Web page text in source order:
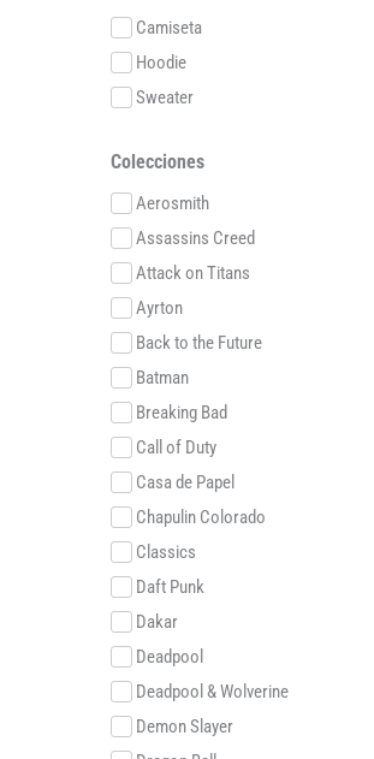
Camiseta
Hoodie
Sweater
Colecciones
Aerosmith
Assassins Creed
Attack on Titans
Ayrton
Back to the Future
Batman
Breaking Bad
Call of Duty
Casa de Papel
Chapulin Colorado
Classics
Daft Punk
Dakar
Deadpool
Deadpool & Wolverine
Demon Slayer